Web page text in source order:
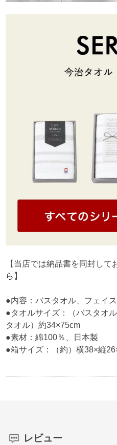
【当店では納品書を同封して
ら 】
●内容：バスタオル、フェイ
●タオルサイズ：（バスタオ
タオル）約34×75cm
●素材：綿100％、日本製
●箱サイズ：（約）横38×縦
レビュー